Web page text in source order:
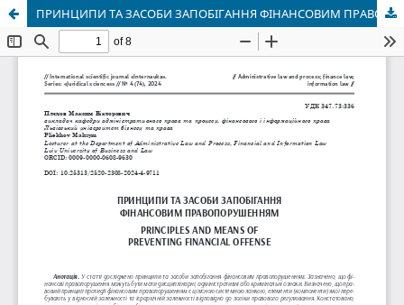
ПРИНЦИПИ ТА ЗАСОБИ ЗАПОБІГАННЯ ФІНАНСОВИМ ПРАВОПОРУШЕННЯМ